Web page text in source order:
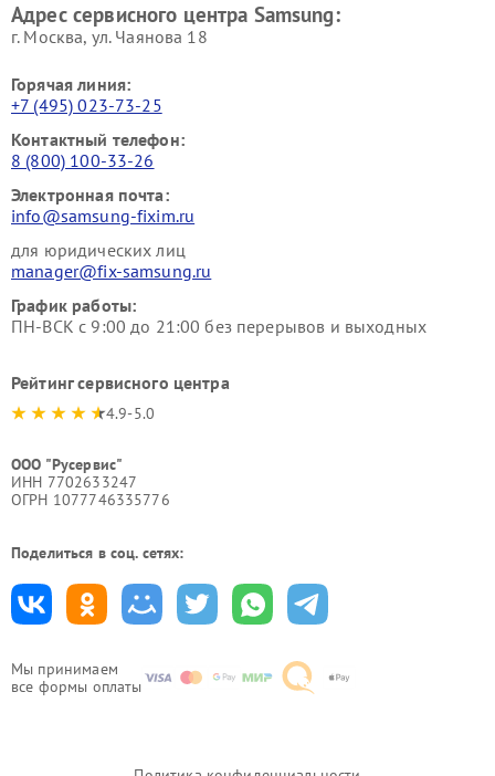
Мы принимаем
все формы оплаты
Адрес сервисного центра Samsung:
г. Москва, ул. Чаянова 18
Горячая линия:
+7 (495) 023-73-25
Контактный телефон:
8 (800) 100-33-26
Электронная почта:
info@samsung-fixim.ru
для юридических лиц
manager@fix-samsung.ru
График работы:
ПН-ВСК с 9:00 до 21:00 без перерывов и выходных
Рейтинг сервисного центра
4.9-5.0
ООО "Русервис"
ИНН 7702633247
ОГРН 1077746335776
Поделиться в соц. сетях: